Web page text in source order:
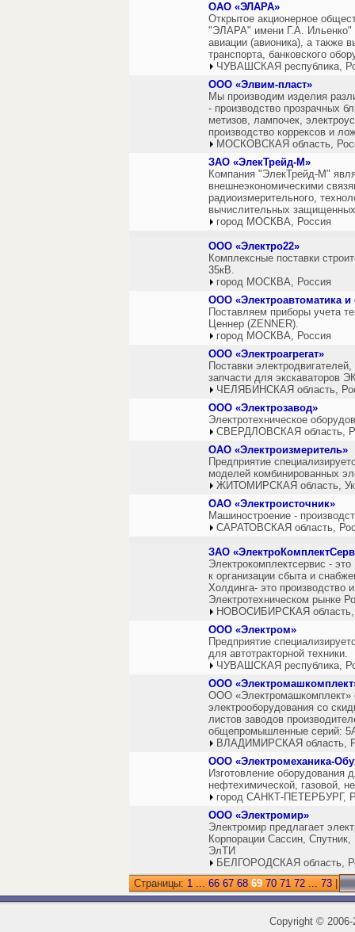
ОАО «ЭЛАРА»
Открытое акционерное
"ЭЛАРА" имени Г.А. Ильенко"
авиации (авионика), а также
транспорта, банковского
ЧУВАШСКАЯ республика,
ООО «Элвим-пласт»
Мы производим изделия
- производство прозрачных
метизов, лампочек,
производство коррексов и
МОСКОВСКАЯ область,
ЗАО «ЭлекТрейд-М»
Компания "ЭлекТрейд-М"
внешнеэкономическими
радиоизмерительного,
вычислительных
город МОСКВА, Россия
ООО «Электро22»
Комплексные поставки
35кВ.
город МОСКВА, Россия
ООО «Электроавтоматика и
Поставляем приборы учета
Ценнер (ZENNER).
город МОСКВА, Россия
ООО «Электроагрегат»
Поставки
запчасти для экскаваторов
ЧЕЛЯБИНСКАЯ область,
ООО «Электрозавод»
Электротехническое
СВЕРДЛОВСКАЯ область,
ОАО «Электроизмеритель»
Предприятие
моделей комбинированных
ЖИТОМИРСКАЯ область,
ОАО «Электроисточник»
Машиностроение -
САРАТОВСКАЯ область,
ЗАО
Электрокомплектсервис -
к организации сбыта и
Холдинга- это производство
Электротехническом рынке
НОВОСИБИРСКАЯ область,
ООО «Электром»
Предприятие
для автотракторной техники.
ЧУВАШСКАЯ республика,
ООО
ООО «Электромашкомплект»
электрооборудования со
листов заводов
общепромышленные серий:
ВЛАДИМИРСКАЯ область,
ООО «Электромеханика-
Изготовление оборудования
нефтехимической, газовой,
город САНКТ-ПЕТЕРБУРГ,
ООО «Электромир»
Электромир предлагает
Корпорации Сассин,
ЭлТИ
БЕЛГОРОДСКАЯ область,
Страницы: 1 ... 66 67 68 69 70 71 72 ... 73
Copyright ©